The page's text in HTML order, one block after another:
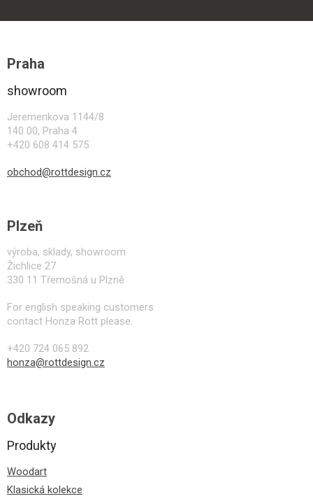
Praha
showroom
Jeremenkova 1144/8
140 00, Praha 4
+420 608 414 575
obchod@rottdesign.cz
Plzeň
výroba, sklady, showroom
Žichlice 27
330 11 Třemošná u Plzně
For english speaking customers
contact Honza Rott please.
+420 724 065 892
honza@rottdesign.cz
Odkazy
Produkty
Woodart
Klasická kolekce